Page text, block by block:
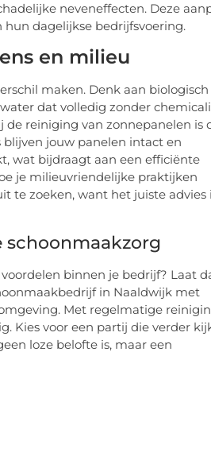
neveneffecten. Deze
dagelijkse bedrijfsvoering.
en milieu
maken. Denk aan biologisch
dat volledig zonder
de reiniging van zonnepanelen is
jouw panelen intact en
wat bijdraagt aan een efficiënte
je milieuvriendelijke praktijken
te zoeken, want het juiste advies
schoonmaakzorg
binnen je bedrijf? Laat
in Naaldwijk met
Met regelmatige
Kies voor een partij die verder
loze belofte is, maar een